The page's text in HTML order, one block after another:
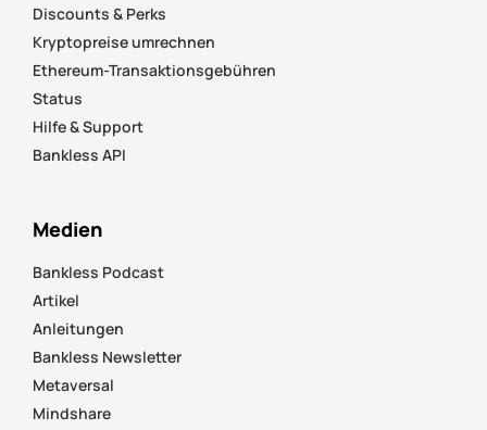
Discounts & Perks
Kryptopreise umrechnen
Ethereum-Transaktionsgebühren
Status
Hilfe & Support
Bankless API
Medien
Bankless Podcast
Artikel
Anleitungen
Bankless Newsletter
Metaversal
Mindshare